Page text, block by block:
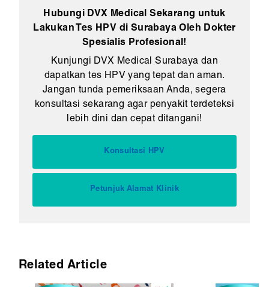
Hubungi DVX Medical Sekarang untuk
Lakukan Tes HPV di Surabaya Oleh Dokter
Spesialis Profesional!
Kunjungi DVX Medical Surabaya dan
dapatkan tes HPV yang tepat dan aman.
Jangan tunda pemeriksaan Anda, segera
konsultasi sekarang agar penyakit terdeteksi
lebih dini dan cepat ditangani!
Konsultasi HPV
Petunjuk Alamat Klinik
Related Article